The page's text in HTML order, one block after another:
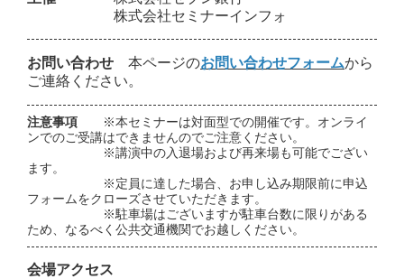
株式会社セミナーインフォ
お問い合わせ 本ページのお問い合わせフォームから
ご連絡ください。
注意事項 ※本セミナーは対面型での開催です。オンライ
ンでのご受講はできませんのでご注意ください。
※講演中の入退場および再来場も可能でござい
ます。
※定員に達した場合、お申し込み期限前に申込
フォームをクローズさせていただきます。
※駐車場はございますが駐車台数に限りがある
ため、なるべく公共交通機関でお越しください。
会場アクセス